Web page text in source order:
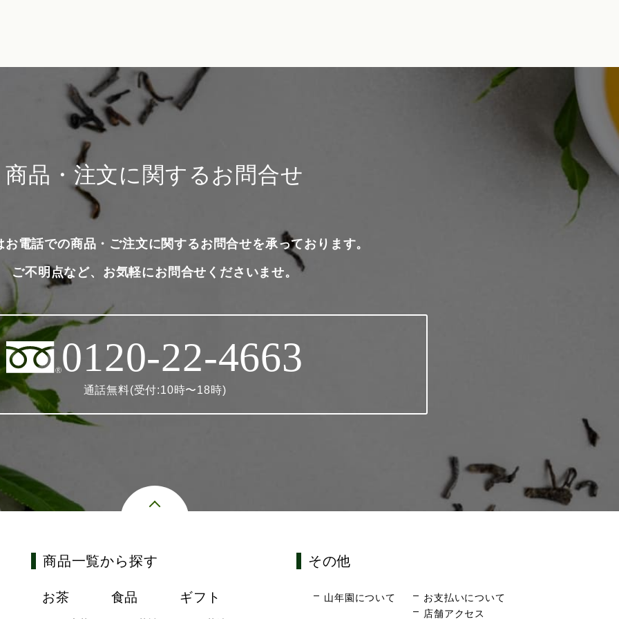
商品・注文に関するお問合せ
お電話での商品・ご注文に関するお問合せを承っております。
ご不明点など、お気軽にお問合せくださいませ。
0120-22-4663
通話無料(受付:10時〜18時)
商品一覧から探す
お茶 食品 ギフト
その他
山年園について
お支払いについて
店舗アクセス